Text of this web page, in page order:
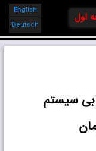
اول
English
Deutsch
سیستم